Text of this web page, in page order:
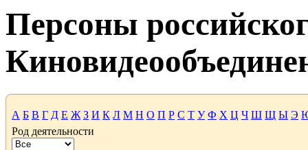
Персоны
А Б В Г Д Е Ж З И К Л М Н О П Р С Т У Ф Х Ц Ч Ш Щ Ы Э
Род деятельности